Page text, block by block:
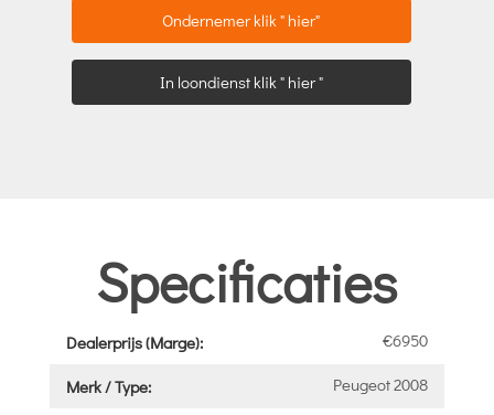
Ondernemer klik " hier"
In loondienst klik " hier "
Specificaties
Dealerprijs (Marge): €6950
Merk / Type: Peugeot 2008